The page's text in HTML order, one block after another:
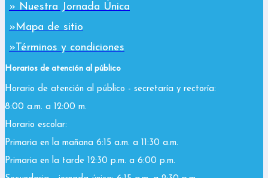
» Nuestra Jornada Única
»Mapa de sitio
»Términos y condiciones
Horarios de atención al público
Horario de atención al público - secretaría y rectoría:
8:00 a.m. a 12:00 m.
Horario escolar:
Primaria en la mañana 6:15 a.m. a 11:30 a.m.
Primaria en la tarde 12:30 p.m. a 6:00 p.m.